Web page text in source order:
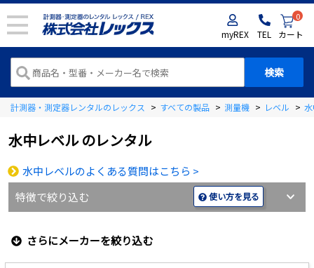
myREX TEL
0
カート
計測器・測定器レンタルのレックス > すべての製品 > 測量機 > レベル >
水中レベルのレンタル
水中レベルのよくある質問はこちら >
使い方を見る
特徴で絞り込む
さらにメーカーを絞り込む